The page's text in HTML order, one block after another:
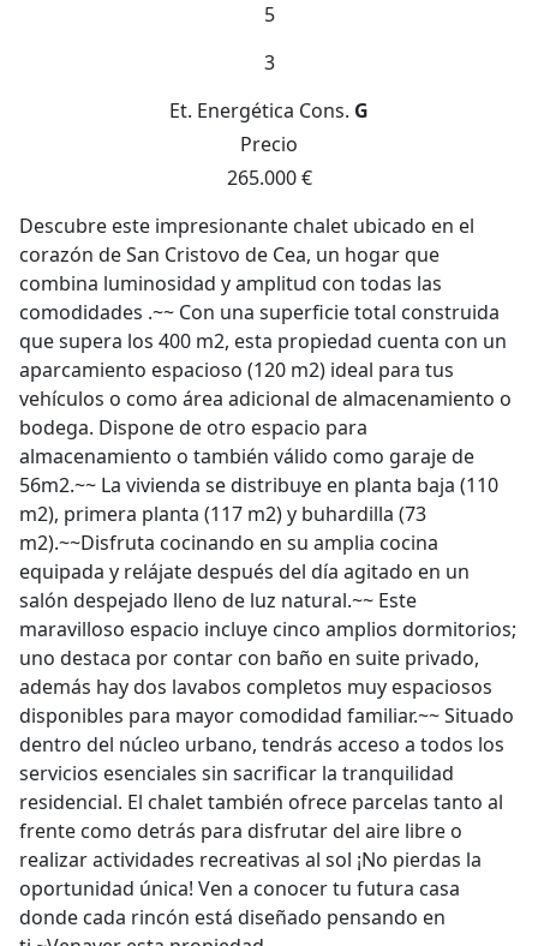
5
3
Et. Energética Cons. G
Precio
265.000 €
Descubre este impresionante chalet ubicado en el
corazón de San Cristovo de Cea, un hogar que
combina luminosidad y amplitud con todas las
comodidades .~~ Con una superficie total construida
que supera los 400 m2, esta propiedad cuenta con un
aparcamiento espacioso (120 m2) ideal para tus
vehículos o como área adicional de almacenamiento o
bodega. Dispone de otro espacio para
almacenamiento o también válido como garaje de
56m2.~~ La vivienda se distribuye en planta baja (110
m2), primera planta (117 m2) y buhardilla (73
m2).~~Disfruta cocinando en su amplia cocina
equipada y relájate después del día agitado en un
salón despejado lleno de luz natural.~~ Este
maravilloso espacio incluye cinco amplios dormitorios;
uno destaca por contar con baño en suite privado,
además hay dos lavabos completos muy espaciosos
disponibles para mayor comodidad familiar.~~ Situado
dentro del núcleo urbano, tendrás acceso a todos los
servicios esenciales sin sacrificar la tranquilidad
residencial. El chalet también ofrece parcelas tanto al
frente como detrás para disfrutar del aire libre o
realizar actividades recreativas al sol ¡No pierdas la
oportunidad única! Ven a conocer tu futura casa
donde cada rincón está diseñado pensando en